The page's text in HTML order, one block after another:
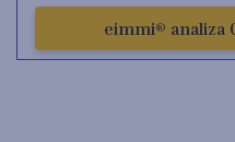
eimmi® analiza